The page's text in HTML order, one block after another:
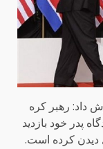
داد: رهبر کره
پدر خود بازدید
دیدن کرده است.